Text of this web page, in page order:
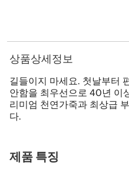
상품상세정보
길들이지 마세요. 첫날부터
안함을 최우선으로 40년 이
리미엄 천연가죽과 최상급
다.
제품 특징